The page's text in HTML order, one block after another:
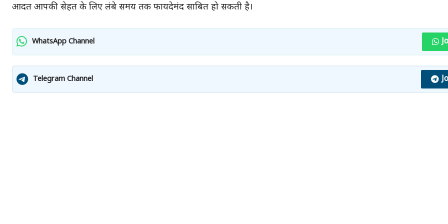
आदत आपकी सेहत के लिए लंबे समय तक फायदेमंद साबित हो सकती है।
WhatsApp Channel
Telegram Channel